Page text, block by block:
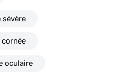
cornée
oculaire